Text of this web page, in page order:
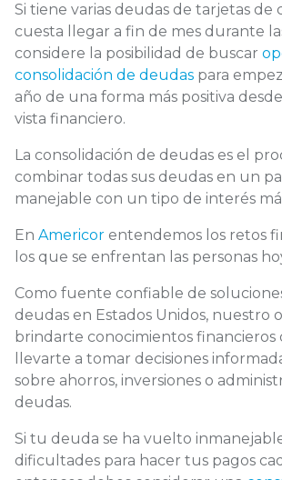
Si tiene varias deudas de tarjetas de
cuesta llegar a fin de mes durante
considere la posibilidad de buscar
consolidación de deudas para
año de una forma más positiva
vista financiero.
La consolidación de deudas es el
combinar todas sus deudas en un
manejable con un tipo de interés
En Americor entendemos los retos
los que se enfrentan las personas
Como fuente confiable de
deudas en Estados Unidos, nuestro
brindarte conocimientos
llevarte a tomar decisiones
sobre ahorros, inversiones o
deudas.
Si tu deuda se ha vuelto
dificultades para hacer tus pagos